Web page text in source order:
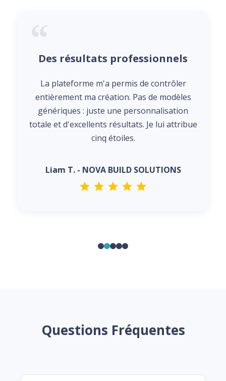
Des résultats professionnels
La plateforme m'a permis de contrôler
entièrement ma création. Pas de modèles
génériques : juste une personnalisation
totale et d'excellents résultats. Je lui attribue
cinq étoiles.
Liam T. - NOVA BUILD SOLUTIONS
Questions Fréquentes